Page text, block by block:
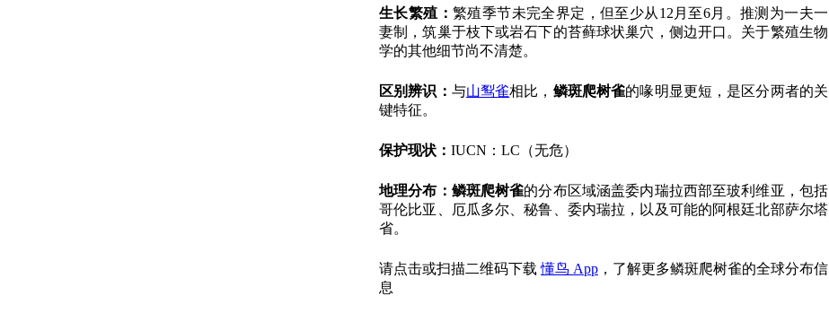
生长繁殖： 繁殖季节未完全界定，但至少从12月至6月。推测为一夫一
妻制，筑巢于枝下或岩石下的苔藓球状巢穴，侧边开口。关于繁殖生物
学的其他细节尚不清楚。
区别辨识： 与山䴕雀相比， 鳞斑爬树雀的喙明显更短，是区分两者的关
键特征。
保护现状： IUCN：LC（无危）
地理分布： 鳞斑爬树雀的分布区域涵盖委内瑞拉西部至玻利维亚，包括
哥伦比亚、厄瓜多尔、秘鲁、委内瑞拉，以及可能的阿根廷北部萨尔塔
省。
请点击或扫描二维码下载懂鸟 App ，了解更多鳞斑爬树雀的全球分布信
息